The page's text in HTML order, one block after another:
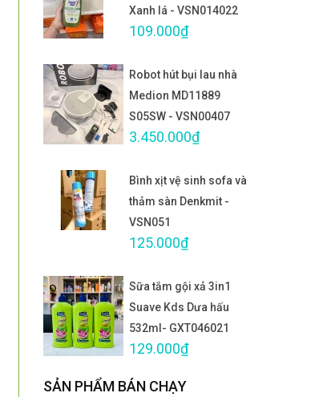
Xanh lá - VSN014022
109.000₫
Robot hút bụi lau nhà
Medion MD11889
S05SW - VSN00407
3.450.000₫
Bình xịt vệ sinh sofa và
thảm sàn Denkmit -
VSN051
125.000₫
Sữa tắm gội xả 3in1
Suave Kds Dưa hấu
532ml- GXT046021
129.000₫
SẢN PHẨM BÁN CHẠY